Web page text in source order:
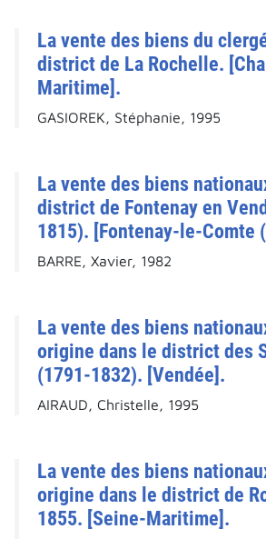
La vente des biens du
district de La Rochelle.
Maritime].
GASIOREK, Stéphanie, 1995
La vente des biens
district de Fontenay en
1815). [Fontenay-le-Comte
BARRE, Xavier, 1982
La vente des biens
origine dans le district des
(1791-1832). [Vendée].
AIRAUD, Christelle, 1995
La vente des biens
origine dans le district de
1855. [Seine-Maritime].